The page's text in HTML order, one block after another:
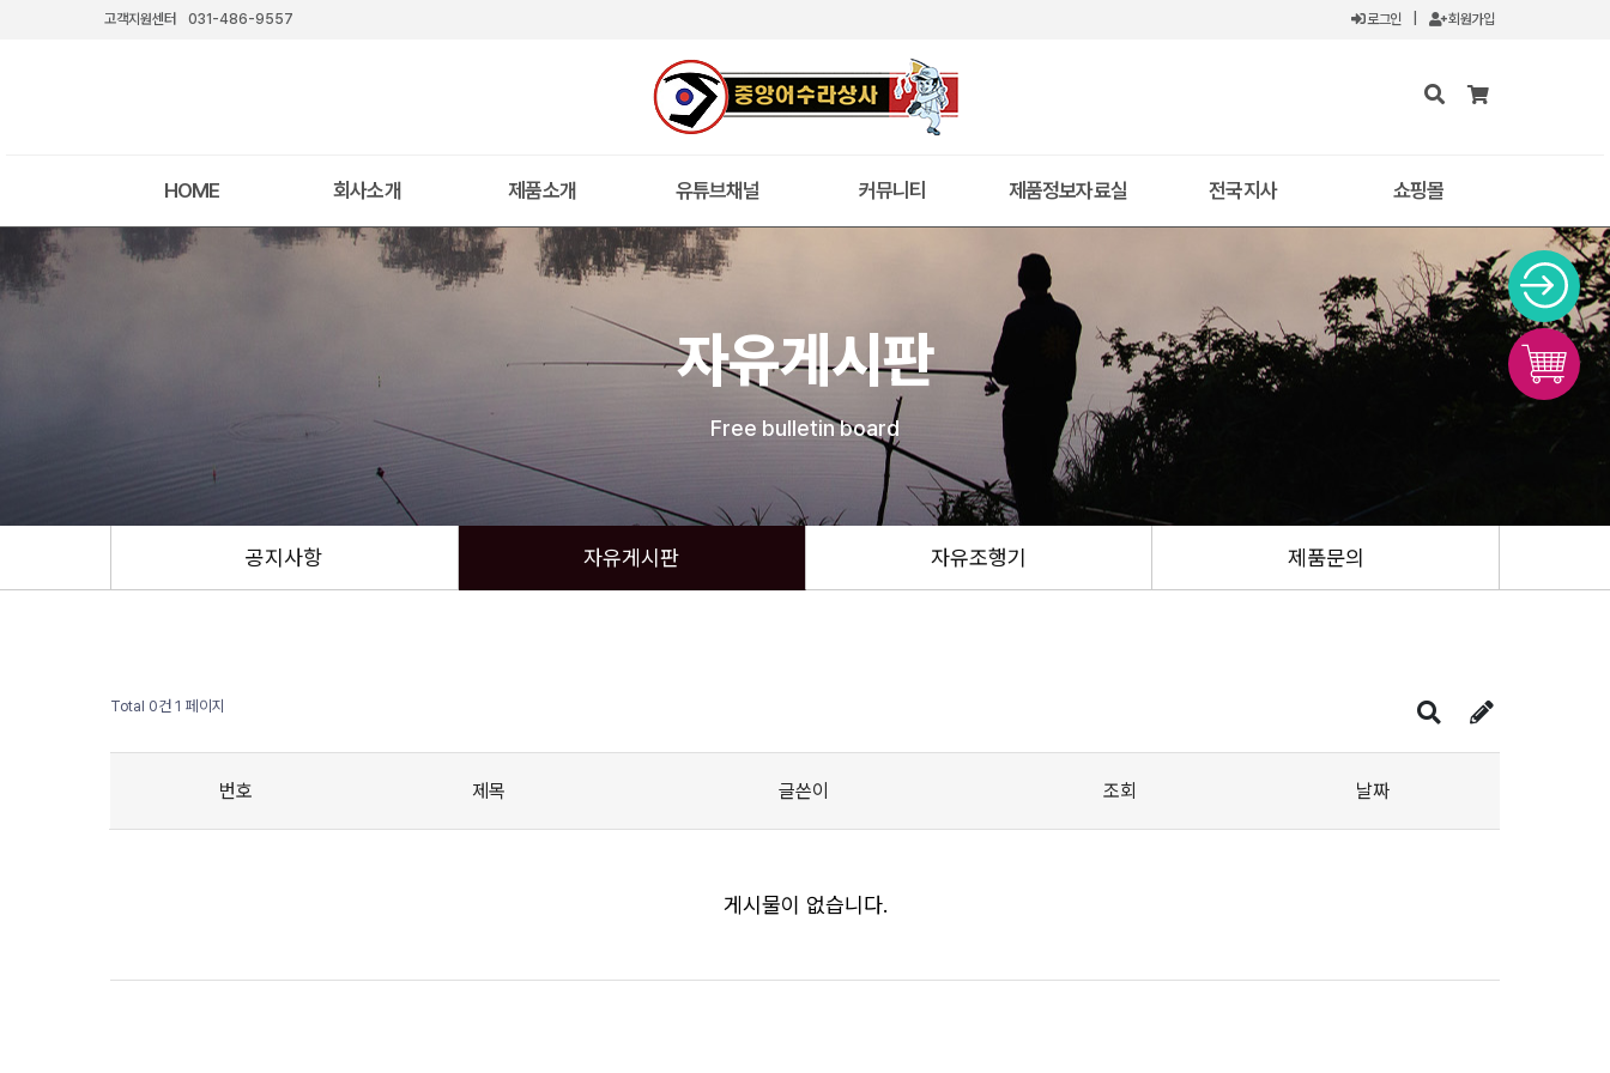
고객지원센터 031-486-9557 로그인 회원가입
HOME 회사소개 제품소개 유튜브채널 커뮤니티 제품정보자료실 전국지사 쇼핑몰
자유게시판
Free bulletin board
공지사항 자유게시판 자유조행기 제품문의
Total 0건 1 페이지
번호 제목 글쓴이 조회 날짜
게시물이 없습니다.